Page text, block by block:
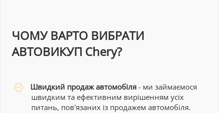
ЧОМУ ВАРТО ВИБРАТИ
АВТОВИКУП Chery?
Швидкий продаж автомобіля- ми займаємося
швидким та ефективним вирішенням усіх
питань, пов'язаних із продажем автомобіля.